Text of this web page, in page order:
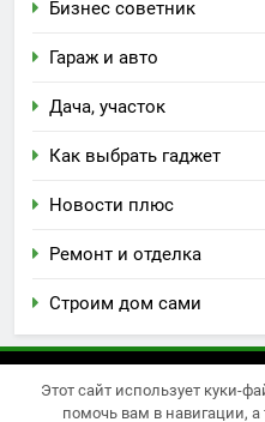
Бизнес советник
Гараж и авто
Дача, участок
Как выбрать гаджет
Новости плюс
Ремонт и отделка
Строим дом сами
Newsmatic - новостная
Этот сайт использует куки-
помочь вам в навигации,